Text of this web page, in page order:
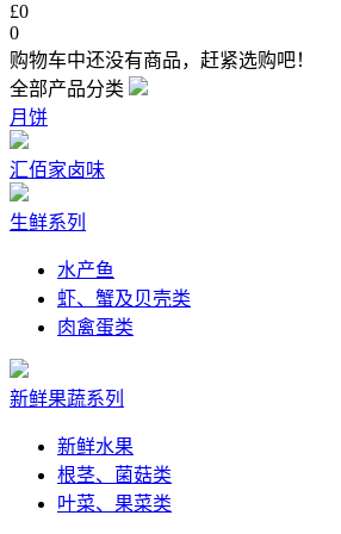
£0
0
购物车中还没有商品，赶紧选购吧！
全部产品分类
月饼
汇佰家卤味
生鲜系列
水产鱼
虾、蟹及贝壳类
肉禽蛋类
新鲜果蔬系列
新鲜水果
根茎、菌菇类
叶菜、果菜类